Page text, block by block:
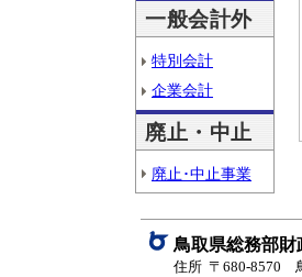
一般会計外
特別会計
企業会計
廃止・中止
廃止･中止事業
鳥取県総務部財
住所 〒680-8570